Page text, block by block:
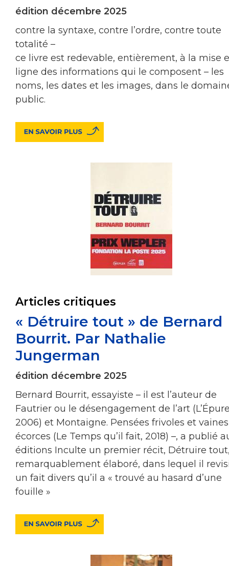
édition décembre 2025
contre la syntaxe, contre l’ordre, contre toute
totalité –
ce livre est redevable, entièrement, à la mise
ligne des informations qui le composent – les
noms, les dates et les images, dans le
public.
Articles critiques
« Détruire tout » de Bernard
Bourrit. Par Nathalie
Jungerman
édition décembre 2025
Bernard Bourrit, essayiste – il est l’auteur de
Fautrier ou le désengagement de l’art
2006) et Montaigne. Pensées frivoles et vaines
écorces (Le Temps qu’il fait, 2018) –, a publié
éditions Inculte un premier récit, Détruire
remarquablement élaboré, dans lequel il
un fait divers qu’il a « trouvé au hasard d’une
fouille »